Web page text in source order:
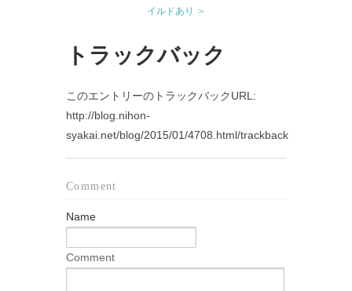
イルドあり ＞
トラックバック
このエントリーのトラックバックURL:
http://blog.nihon-
syakai.net/blog/2015/01/4708.html/trackback
Comment
Name
Comment